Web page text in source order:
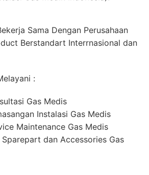
Sama Dengan Perusahaan
Berstandart Interrnasional dan
:
Gas Medis
Instalasi Gas Medis
Maintenance Gas Medis
dan Accessories Gas